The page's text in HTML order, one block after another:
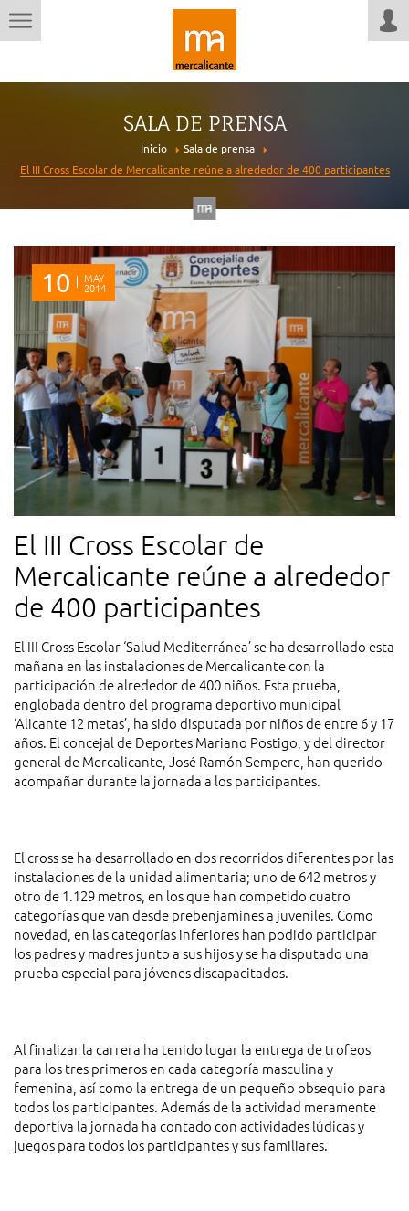
SALA DE PRENSA
Inicio
Sala de prensa
El III Cross Escolar de Mercalicante reúne a alrededor de 400 participantes
10 MAY
2014
El III Cross Escolar de
Mercalicante reúne a alrededor
de 400 participantes
El III Cross Escolar ‘Salud Mediterránea’ se ha desarrollado esta
mañana en las instalaciones de Mercalicante con la
participación de alrededor de 400 niños. Esta prueba,
englobada dentro del programa deportivo municipal
‘Alicante 12 metas’, ha sido disputada por niños de entre 6 y 17
años. El concejal de Deportes Mariano Postigo, y del director
general de Mercalicante, José Ramón Sempere, han querido
acompañar durante la jornada a los participantes.
El cross se ha desarrollado en dos recorridos diferentes por las
instalaciones de la unidad alimentaria; uno de 642 metros y
otro de 1.129 metros, en los que han competido cuatro
categorías que van desde prebenjamines a juveniles. Como
novedad, en las categorías inferiores han podido participar
los padres y madres junto a sus hijos y se ha disputado una
prueba especial para jóvenes discapacitados.
Al finalizar la carrera ha tenido lugar la entrega de trofeos
para los tres primeros en cada categoría masculina y
femenina, así como la entrega de un pequeño obsequio para
todos los participantes. Además de la actividad meramente
deportiva la jornada ha contado con actividades lúdicas y
juegos para todos los participantes y sus familiares.